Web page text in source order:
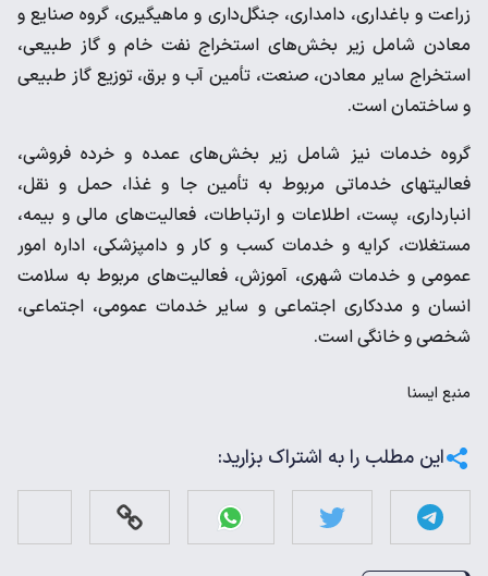
زراعت و باغداری، دامداری، جنگل‌داری و ماهیگیری، گروه صنایع و
معادن شامل زیر بخش‌های استخراج نفت خام و گاز طبیعی،
استخراج سایر معادن، صنعت، تأمین آب و برق، توزیع گاز طبیعی
و ساختمان است.
گروه خدمات نیز شامل زیر بخش‌های عمده و خرده فروشی،
فعالیت­های خدماتی مربوط به تأمین جا و غذا، حمل و نقل،
انبارداری، پست، اطلاعات و ارتباطات، فعالیت­‌های مالی و بیمه،
مستغلات، کرایه و خدمات کسب و کار و دامپزشکی، اداره امور
عمومی و خدمات شهری، آموزش، فعالیت­‌های مربوط به سلامت
انسان و مددکاری اجتماعی و سایر خدمات عمومی، اجتماعی،
شخصی و خانگی است.
منبع ايسنا
این مطلب را به اشتراک بزارید: